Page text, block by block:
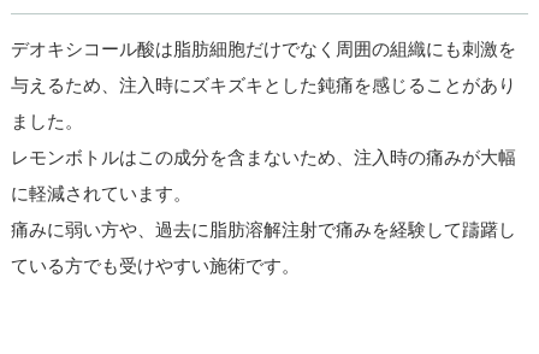
デオキシコール酸は脂肪細胞だけでなく周囲の組織にも刺激を
与えるため、注入時にズキズキとした鈍痛を感じることがあり
ました。
レモンボトルはこの成分を含まないため、注入時の痛みが大幅
に軽減されています。
痛みに弱い方や、過去に脂肪溶解注射で痛みを経験して躊躇し
ている方でも受けやすい施術です。